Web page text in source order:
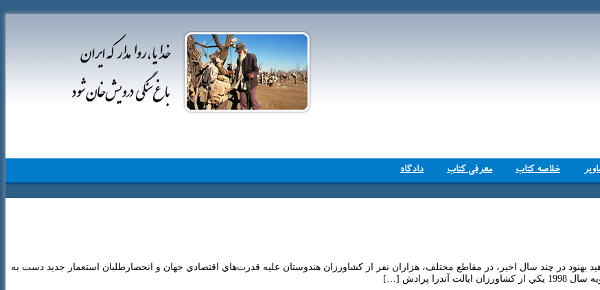
خلاصه کتاب معرفی کتاب دادگاه
در چند سال اخير، در مقاطع مختلف، هزاران نفر از كشاورزان هندوستان عليه قدرت‌هاي اقتصادي جهان و انحصارطلبان استعمار جديد دست به